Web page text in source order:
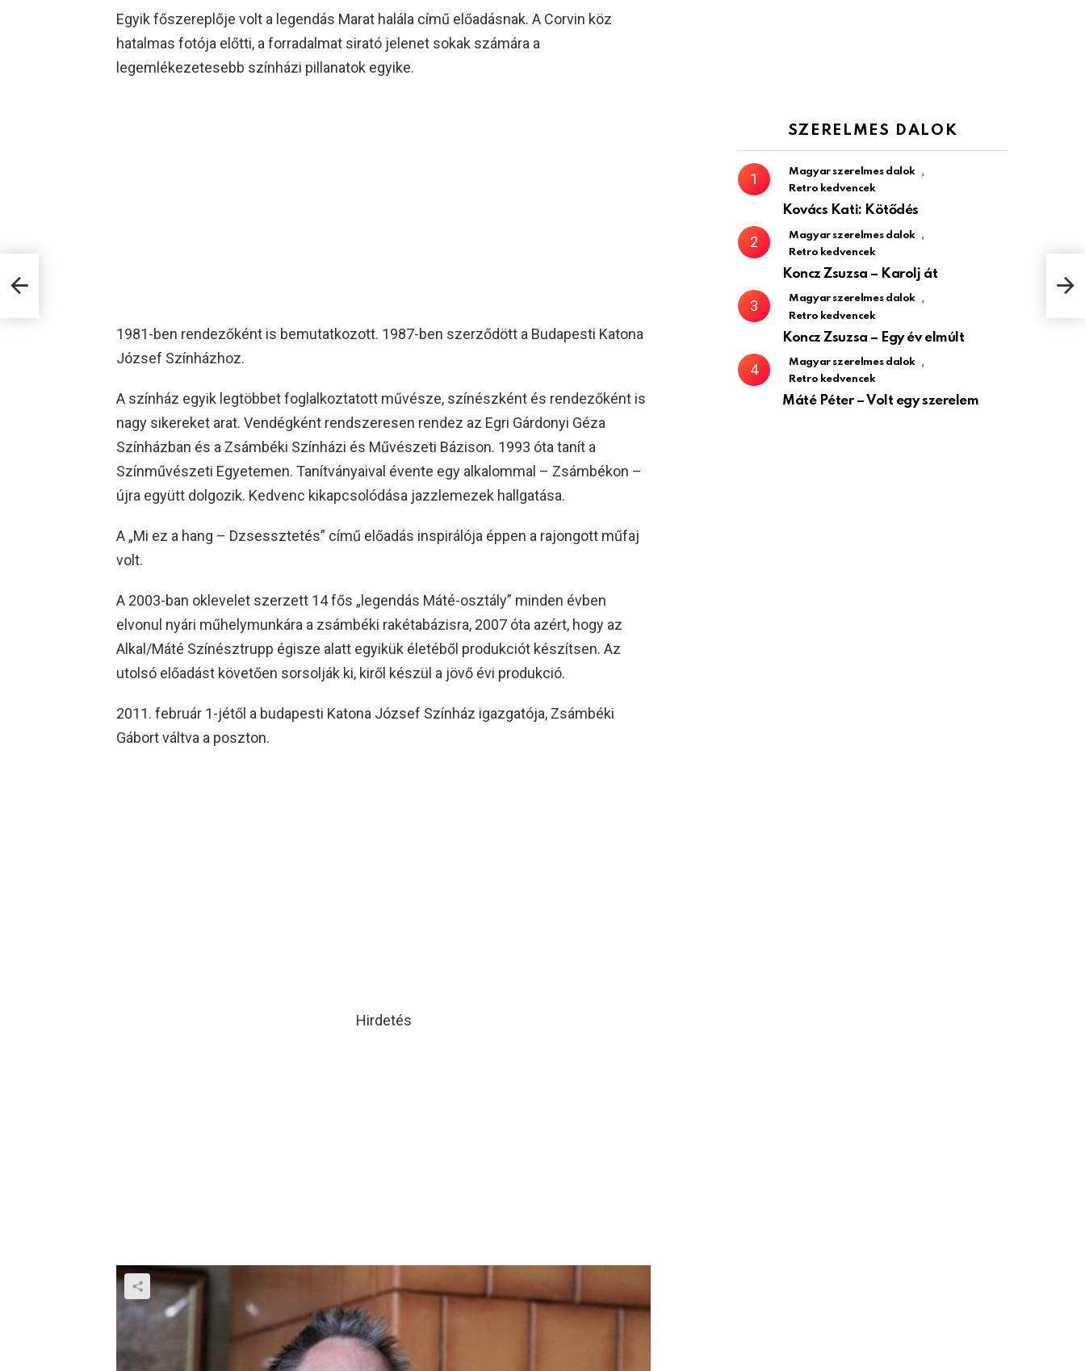
Egyik főszereplője volt a legendás Marat halála című előadásnak. A Corvin köz
hatalmas fotója előtti, a forradalmat sirató jelenet sokak számára a
legemlékezetesebb színházi pillanatok egyike.
1981-ben rendezőként is bemutatkozott. 1987-ben szerződött a Budapesti Katona
József Színházhoz.
A színház egyik legtöbbet foglalkoztatott művésze, színészként és rendezőként is
nagy sikereket arat. Vendégként rendszeresen rendez az Egri Gárdonyi Géza
Színházban és a Zsámbéki Színházi és Művészeti Bázison. 1993 óta tanít a
Színművészeti Egyetemen. Tanítványaival évente egy alkalommal – Zsámbékon –
újra együtt dolgozik. Kedvenc kikapcsolódása jazzlemezek hallgatása.
A „Mi ez a hang – Dzsessztetés” című előadás inspirálója éppen a rajongott műfaj
volt.
A 2003-ban oklevelet szerzett 14 fős „legendás Máté-osztály” minden évben
elvonul nyári műhelymunkára a zsámbéki rakétabázisra, 2007 óta azért, hogy az
Alkal/Máté Színésztrupp égisze alatt egyikük életéből produkciót készítsen. Az
utolsó előadást követően sorsolják ki, kiről készül a jövő évi produkció.
2011. február 1-jétől a budapesti Katona József Színház igazgatója, Zsámbéki
Gábort váltva a poszton.
Hirdetés
SZERELMES DALOK
Magyar szerelmes dalok ,
Retro kedvencek
Kovács Kati: Kötődés
Magyar szerelmes dalok ,
Retro kedvencek
Koncz Zsuzsa – Karolj át
Magyar szerelmes dalok ,
Retro kedvencek
Koncz Zsuzsa – Egy év elmúlt
Magyar szerelmes dalok ,
Retro kedvencek
Máté Péter – Volt egy szerelem